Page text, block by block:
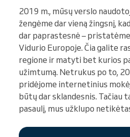
2019 m., mūsų verslo
žengėme dar vieną žingsnį,
dar paprastesnė – pristatėme
Vidurio Europoje. Čia galite
regione ir matyti bet kurios
užimtumą. Netrukus po to,
pridėjome internetinius
būtų dar sklandesnis. Tačiau
pasaulį, mus užklupo